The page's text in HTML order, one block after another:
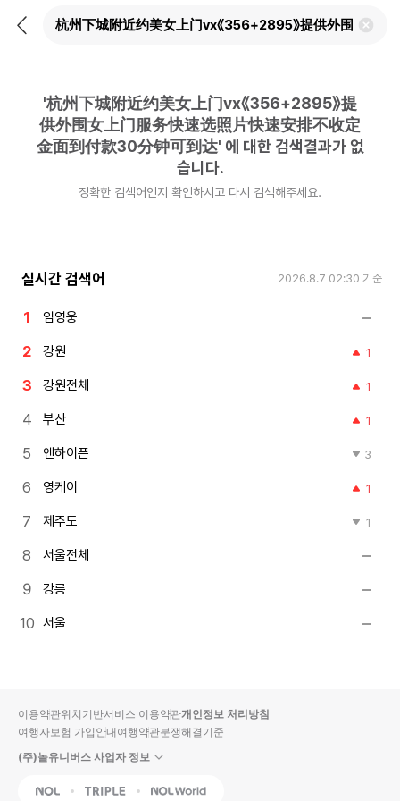
뒤
검
'杭州下城附近约美女上门vx《356+2895》提
供外围女上门服务快速选照片快速安排不收定
金面到付款30分钟可到达' 에 대한 검색결과가 없
습니다.
정확한 검색어인지 확인하시고 다시 검색해주세요.
실시간 검색어 2026.8.7 02:30 기준
임영웅
강원 1
강원전체 1
부산 1
엔하이픈 3
영케이 1
제주도 1
서울전체
강릉
서울
이용약관위치기반서비스 이용약관개인정보 처리방침
여행자보험 가입안내여행약관분쟁해결기준
(주)놀유니버스 사업자 정보
NOL Triple Interpark Global